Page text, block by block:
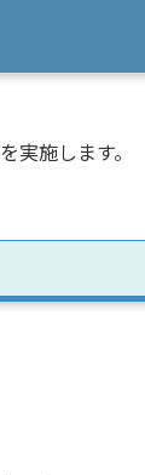
実施します。